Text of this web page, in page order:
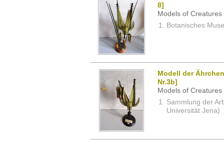
8]
Models of
Botanisches
Modell der
Nr.3b]
Models of
Sammlung der
Universität Jena)